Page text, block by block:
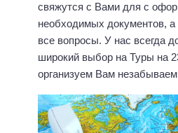
свяжутся с Вами для с
необходимых документов, а
все вопросы. У нас всегда
широкий выбор на Туры на
организуем Вам